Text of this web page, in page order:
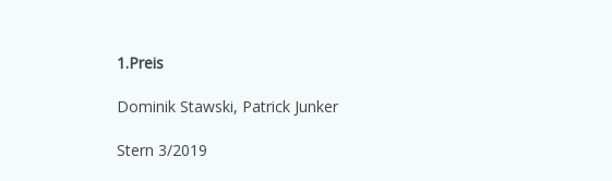
1.Preis
Dominik Stawski, Patrick Junker
Stern 3/2019